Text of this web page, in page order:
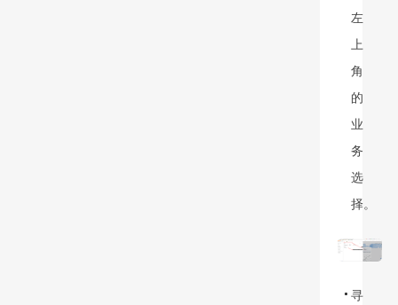
左
上
角
的
业
务
选
择。
寻